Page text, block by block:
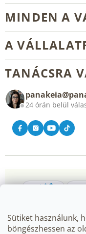
Sütiket használunk,
böngészhessen az
MINDEN A
Nagykereskedelem
Általános üzleti
A
Kapcsolat
TANÁCSRA
24 órán belül